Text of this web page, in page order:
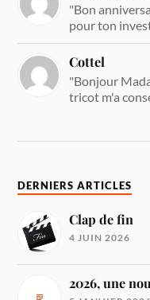
"Bon
pour ton
Cottel
"Bonjour
tricot m'a
DERNIERS ARTICLES
Clap de fin
4 JUIN 2026
2026, une